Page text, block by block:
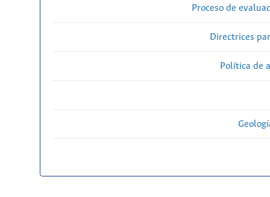
Proceso de
Directrices
Política de